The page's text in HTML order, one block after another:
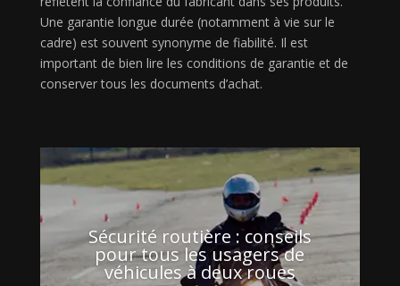
Une garantie longue durée (notamment à vie sur le
cadre) est souvent synonyme de fiabilité. Il est
important de bien lire les conditions de garantie et de
conserver tous les documents d’achat.
Sécurité routière : conseils
pour tous les usagers de
véhicules à deux roues